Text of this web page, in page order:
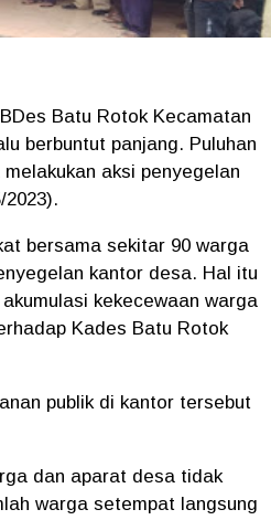
Batu Rotok Kecamatan
berbuntut panjang. Puluhan
aksi penyegelan
bersama sekitar 90 warga
kantor desa. Hal itu
kekecewaan warga
Kades Batu Rotok
publik di kantor tersebut
dan aparat desa tidak
warga setempat langsung